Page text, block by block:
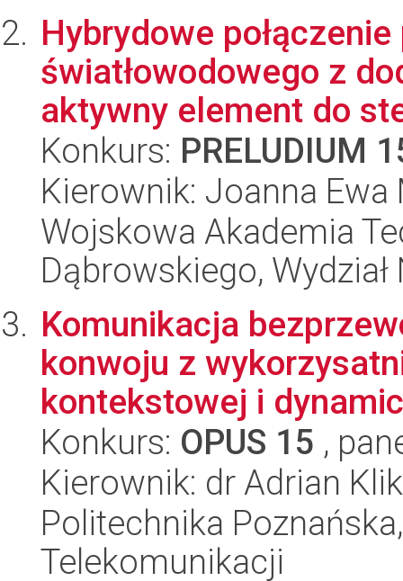
Hybrydowe
światłowodowego z
aktywny element do
Konkurs: PRELUDIUM
Kierownik: Joanna Ewa
Wojskowa Akademia
Dąbrowskiego,
Komunikacja
konwoju z
kontekstowej i
Konkurs: OPUS 15 ,
Kierownik: dr Adrian
Politechnika
Telekomunikacji